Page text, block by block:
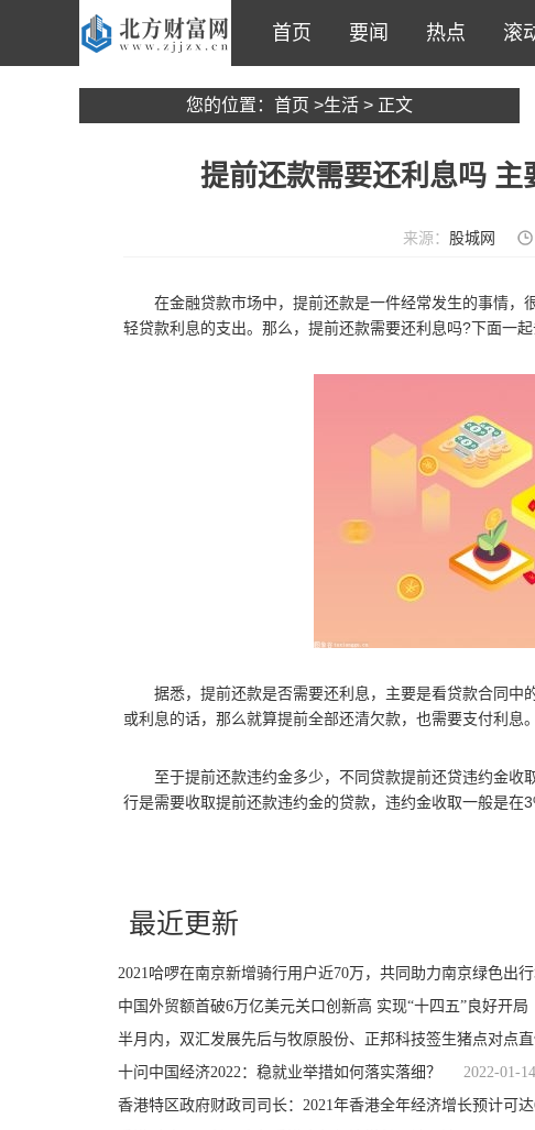
首页 要闻 热点 滚
您的位置： 首页 >生活 > 正文
提前还款需要还利息吗
来源： 股城网
在金融贷款市场中，提前还款是一件经常发生的事情
轻贷款利息的支出。那么，提前还款需要还利息吗?下面一起
据悉，提前还款是否需要还利息，主要是看贷款合同
或利息的话，那么就算提前全部还清欠款，也需要支付利息。
至于提前还款违约金多少，不同贷款提前还贷违约金
行是需要收取提前还款违约金的贷款，违约金收取一般是在
最近更新
2021哈啰在南京新增骑行用户近70万，共同助力南京绿色出
中国外贸额首破6万亿美元关口创新高 实现“十四五”良好开局
半月内，双汇发展先后与牧原股份、正邦科技签生猪点对点
十问中国经济2022：稳就业举措如何落实落细？
2022-01-14
香港特区政府财政司司长：2021年香港全年经济增长预计可